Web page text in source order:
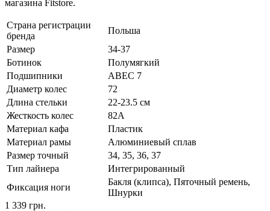
магазина Fitstore.
Страна регистрации
бренда
Польша
Размер
34-37
Ботинок
Полумягкий
Подшипники
ABEC 7
Диаметр колес
72
Длина стельки
22-23.5 см
Жесткость колес
82А
Материал кафа
Пластик
Материал рамы
Алюминиевый сплав
Размер точный
34, 35, 36, 37
Тип лайнера
Интегрированный
Фиксация ноги
Бакля (клипса), Пяточный ремень,
Шнурки
1 339 грн.